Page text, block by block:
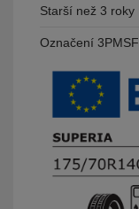
Starší než 3 roky
Označení 3PMSF